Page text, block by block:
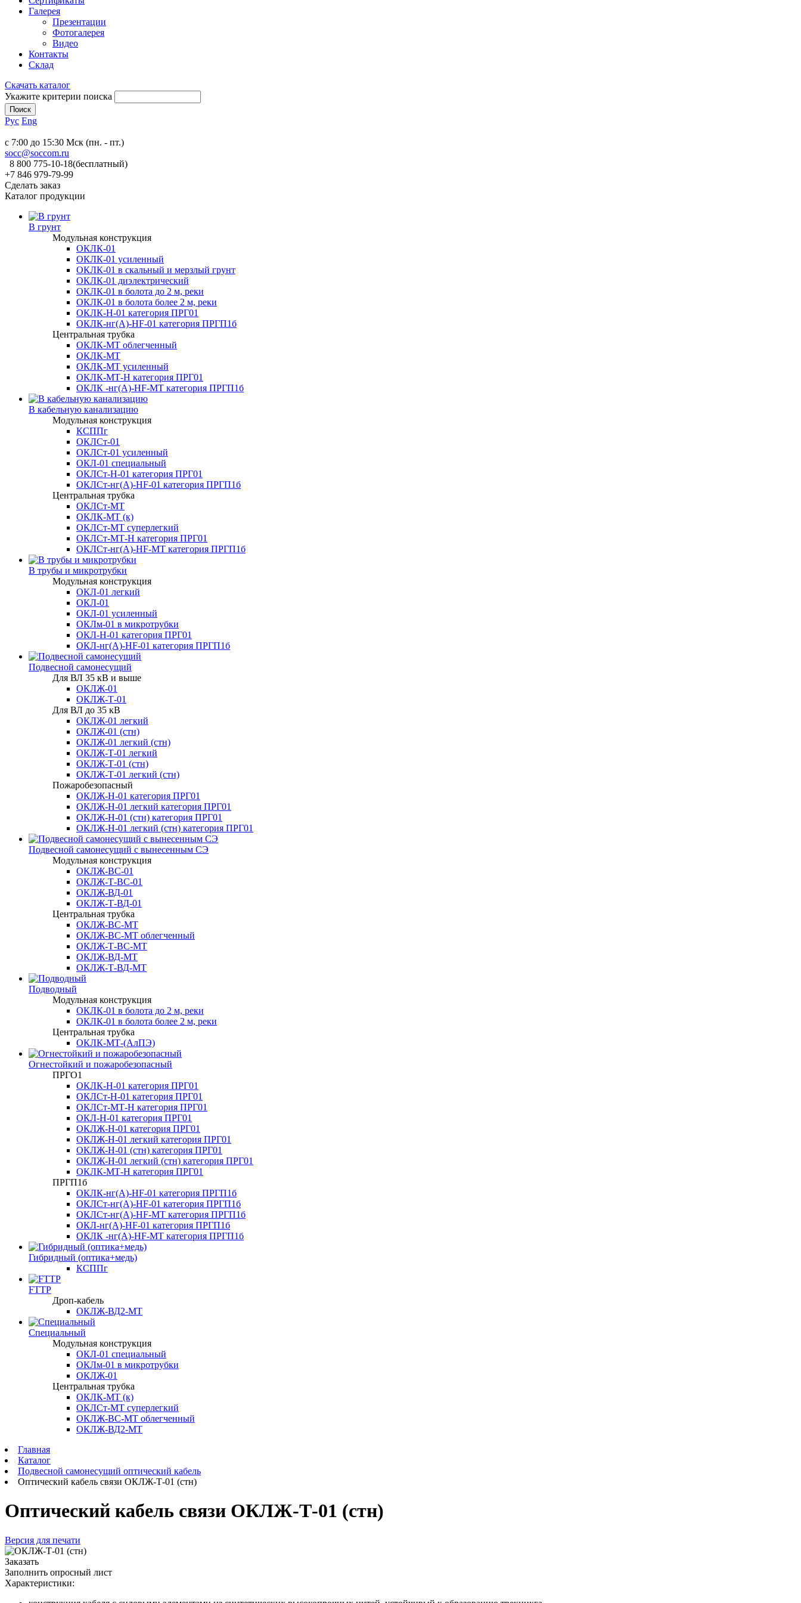
Галерея
Презентации
Фотогалерея
Видео
Контакты
Склад
Скачать каталог
Укажите критерии поиска
Рус Eng
c 7:00 до 15:30 Мск (пн. - пт.)
socc@soccom.ru
8 800 775-10-18(бесплатный)
+7 846 979-79-99
Сделать заказ
Каталог продукции
В грунт
Модульная конструкция
ОКЛК-01
ОКЛК-01 усиленный
ОКЛК-01 в скальный и мерзлый грунт
ОКЛК-01 диэлектрический
ОКЛК-01 в болота до 2 м, реки
ОКЛК-01 в болота более 2 м, реки
ОКЛК-Н-01 категория ПРГ01
ОКЛК-нг(А)-HF-01 категория ПРГП1б
Центральная трубка
ОКЛК-МТ облегченный
ОКЛК-МТ
ОКЛК-МТ усиленный
ОКЛК-МТ-Н категория ПРГ01
ОКЛК -нг(А)-HF-МТ категория ПРГП1б
В кабельную канализацию
Модульная конструкция
КСППг
ОКЛСт-01
ОКЛСт-01 усиленный
ОКЛ-01 специальный
ОКЛСт-Н-01 категория ПРГ01
ОКЛСт-нг(А)-HF-01 категория ПРГП1б
Центральная трубка
ОКЛСт-МТ
ОКЛК-МТ (к)
ОКЛСт-МТ суперлегкий
ОКЛСт-МТ-Н категория ПРГ01
ОКЛСт-нг(А)-HF-МТ категория ПРГП1б
В трубы и микротрубки
Модульная конструкция
ОКЛ-01 легкий
ОКЛ-01
ОКЛ-01 усиленный
ОКЛм-01 в микротрубки
ОКЛ-Н-01 категория ПРГ01
ОКЛ-нг(А)-HF-01 категория ПРГП1б
Подвесной самонесущий
Для ВЛ 35 кВ и выше
ОКЛЖ-01
ОКЛЖ-Т-01
Для ВЛ до 35 кВ
ОКЛЖ-01 легкий
ОКЛЖ-01 (стн)
ОКЛЖ-01 легкий (стн)
ОКЛЖ-Т-01 легкий
ОКЛЖ-Т-01 (стн)
ОКЛЖ-Т-01 легкий (стн)
Пожаробезопасный
ОКЛЖ-Н-01 категория ПРГ01
ОКЛЖ-Н-01 легкий категория ПРГ01
ОКЛЖ-Н-01 (стн) категория ПРГ01
ОКЛЖ-Н-01 легкий (стн) категория ПРГ01
Подвесной самонесущий с вынесенным СЭ
Модульная конструкция
ОКЛЖ-ВС-01
ОКЛЖ-Т-ВС-01
ОКЛЖ-ВД-01
ОКЛЖ-Т-ВД-01
Центральная трубка
ОКЛЖ-ВС-МТ
ОКЛЖ-ВС-МТ облегченный
ОКЛЖ-Т-ВС-МТ
ОКЛЖ-ВД-МТ
ОКЛЖ-Т-ВД-МТ
Подводный
Модульная конструкция
ОКЛК-01 в болота до 2 м, реки
ОКЛК-01 в болота более 2 м, реки
Центральная трубка
ОКЛК-МТ-(АлПЭ)
Огнестойкий и пожаробезопасный
ПРГО1
ОКЛК-Н-01 категория ПРГ01
ОКЛСт-Н-01 категория ПРГ01
ОКЛСт-МТ-Н категория ПРГ01
ОКЛ-Н-01 категория ПРГ01
ОКЛЖ-Н-01 категория ПРГ01
ОКЛЖ-Н-01 легкий категория ПРГ01
ОКЛЖ-Н-01 (стн) категория ПРГ01
ОКЛЖ-Н-01 легкий (стн) категория ПРГ01
ОКЛК-МТ-Н категория ПРГ01
ПРГП1б
ОКЛК-нг(А)-HF-01 категория ПРГП1б
ОКЛСт-нг(А)-HF-01 категория ПРГП1б
ОКЛСт-нг(А)-HF-МТ категория ПРГП1б
ОКЛ-нг(А)-HF-01 категория ПРГП1б
ОКЛК -нг(А)-HF-МТ категория ПРГП1б
Гибридный (оптика+медь)
КСППг
FTTP
Дроп-кабель
ОКЛЖ-ВД2-МТ
Специальный
Модульная конструкция
ОКЛ-01 специальный
ОКЛм-01 в микротрубки
ОКЛЖ-01
Центральная трубка
ОКЛК-МТ (к)
ОКЛСт-МТ суперлегкий
ОКЛЖ-ВС-МТ облегченный
ОКЛЖ-ВД2-МТ
Главная
Каталог
Подвесной самонесущий оптический кабель
Оптический кабель связи ОКЛЖ-Т-01 (стн)
Оптический кабель связи ОКЛЖ-Т-01 (стн)
Версия для печати
Заказать
Заполнить опросный лист
Характеристики: